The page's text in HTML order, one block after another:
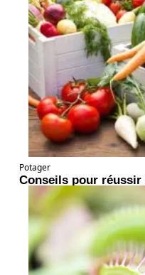
Potager
Conseils pour réussir